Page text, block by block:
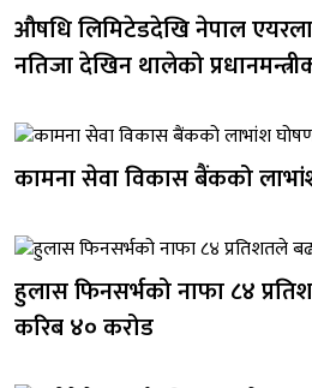
औषधि लिमिटेडदेखि नेपाल
नतिजा देखिन थालेको
कामना सेवा विकास बैंकको
हुलास फिनसर्भको नाफा ८४
करिब ४० करोड